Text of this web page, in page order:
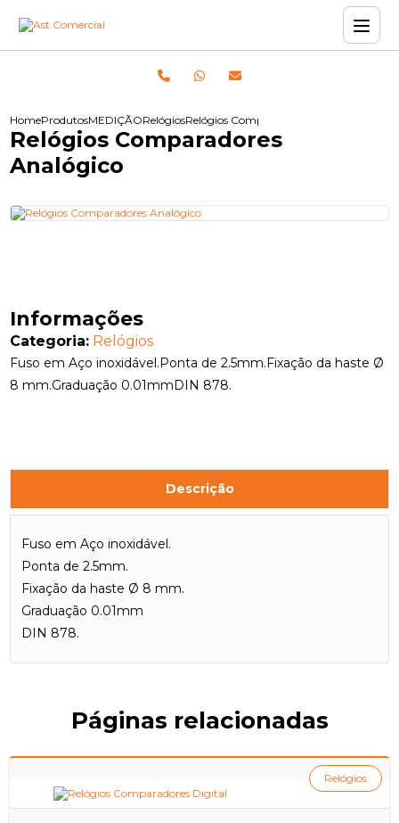
HomeProdutosMEDIÇÃORelógiosRelógios Comparadores Analógico
Relógios Comparadores
Analógico
Informações
Categoria: Relógios
Fuso em Aço inoxidável.Ponta de 2.5mm.Fixação da haste Ø
8 mm.Graduação 0.01mmDIN 878.
Descrição
Fuso em Aço inoxidável.
Ponta de 2.5mm.
Fixação da haste Ø 8 mm.
Graduação 0.01mm
DIN 878.
Páginas relacionadas
Relógios